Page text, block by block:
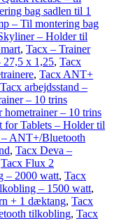
bag sadlen til 1
– Til montering bag
– Holder til
, Tacx – Trainer
x 1,25, Tacx
, Tacx ANT+
Tacx arbejdsstand –
– 10 trins
hometrainer – 10 trins
for Tablets – Holder til
– ANT+/Bluetooth
, Tacx Deva –
Tacx Flux 2
– 2000 watt, Tacx
– 1500 watt,
+ 1 dæktang, Tacx
tilkobling, Tacx